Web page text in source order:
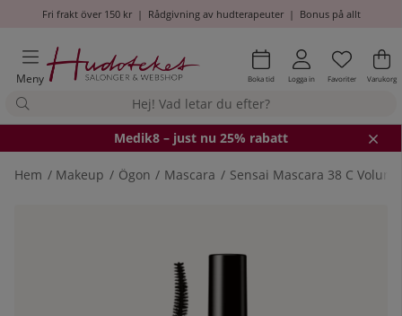
Fri frakt över 150 kr| Rådgivning av hudterapeuter| Bonus på allt
Meny Boka tid Logga in Antal i
.
Favoriter .
Varukorg
Medik8 – just nu 25% rabatt
Hem Makeup Ögon Mascara Sensai Mascara 38 C